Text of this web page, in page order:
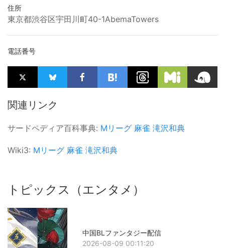
住所
東京都渋谷区宇田川町40-1AbemaTowers
電話番号
関連リンク
サードペディア百科事典: Mリーグ 麻雀 滝沢和典
Wiki3: Mリーグ 麻雀 滝沢和典
トピックス（エンタメ）
中国BLファンタジー配信
2026-08-09 00:11:20